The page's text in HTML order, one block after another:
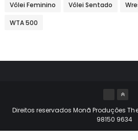
Vôlei Feminino Vôlei Sentado
WTA 500
Direitos reservados Monã Produções
98150 9634